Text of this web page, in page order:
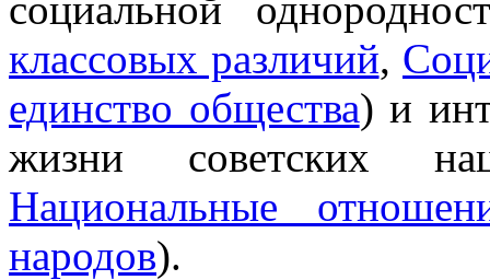
классовых различий,
единство общества) и
жизни советских
Национальные
народов).